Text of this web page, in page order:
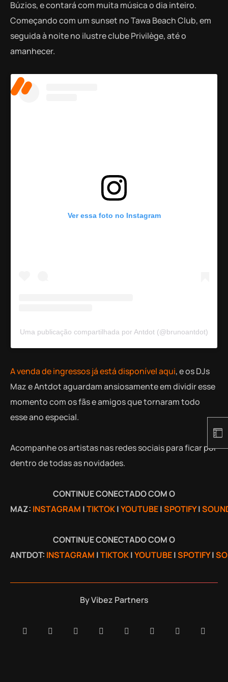
Búzios, e contará com muita música o dia inteiro.
Começando com um sunset no Tawa Beach Club, em
seguida à noite no ilustre clube Privilège, até o
amanhecer.
Ver essa foto no Instagram
Uma publicação compartilhada por Antdot (@brunoantdot)
A venda de ingressos já está disponível aqui, e os DJs
Maz e Antdot aguardam ansiosamente em dividir esse
momento com os fãs e amigos que tornaram todo
esse ano especial.
Acompanhe os artistas nas redes sociais para ficar por
dentro de todas as novidades.
CONTINUE CONECTADO COM O
MAZ: INSTAGRAM |TIKTOK|YOUTUBE|SPOTIFY|
CONTINUE CONECTADO COM O
ANTDOT: INSTAGRAM |TIKTOK|YOUTUBE|SPOTIFY|
ByVibez Partners